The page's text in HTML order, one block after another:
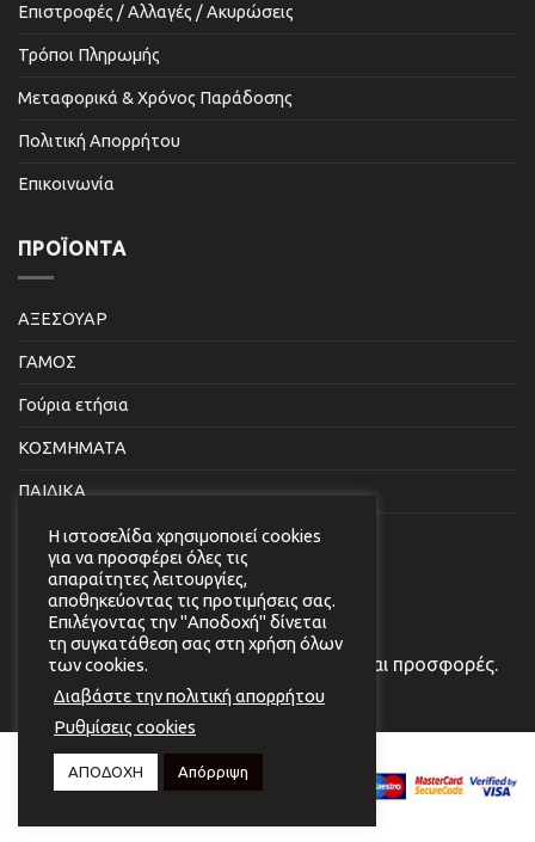
Επιστροφές / Αλλαγές / Ακυρώσεις
Τρόποι Πληρωμής
Μεταφορικά & Χρόνος Παράδοσης
Πολιτική Απορρήτου
Επικοινωνία
ΠΡΟΪΌΝΤΑ
ΑΞΕΣΟΥΑΡ
ΓΑΜΟΣ
Γούρια ετήσια
ΚΟΣΜΗΜΑΤΑ
ΠΑΙΔΙΚΑ
ΣΠΙΤΙ & ΓΡΑΦΕΙΟ
NEWSLETTER
Εγγραφείτε στο newsletter μας για νέα και προσφορές.
Copyright 2026 © Virginia
Website developmentby
Η ιστοσελίδα χρησιμοποιεί cookies
για να προσφέρει όλες τις
απαραίτητες λειτουργίες,
αποθηκεύοντας τις προτιμήσεις σας.
Επιλέγοντας την "Αποδοχή" δίνεται
τη συγκατάθεση σας στη χρήση όλων
των cookies.
Διαβάστε την πολιτική απορρήτου
Ρυθμίσεις cookies
ΑΠΟΔΟΧΗ Απόρριψη